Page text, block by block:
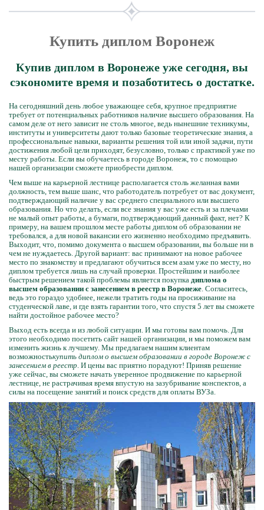
Купить диплом Воронеж
Купив диплом в Воронеже уже сегодня, вы
сэкономите время и позаботитесь о достатке.
На сегодняшний день любое уважающее себя, крупное предприятие
требует от потенциальных работников наличие высшего образования. На
самом деле от него зависит не столь многое, ведь нынешние техникумы,
институты и университеты дают только базовые теоретические знания, а
профессиональные навыки, варианты решения той или иной задачи, пути
достижения любой цели приходят, безусловно, только с практикой уже по
месту работы. Если вы обучаетесь в городе Воронеж, то с помощью
нашей организации сможете приобрести диплом.
Чем выше на карьерной лестнице располагается столь желанная вами
должность, тем выше шанс, что работодатель потребует от вас документ,
подтверждающий наличие у вас среднего специального или высшего
образования. Но что делать, если все знания у вас уже есть и за плечами
не малый опыт работы, а бумаги, подтверждающий данный факт, нет? К
примеру, на вашем прошлом месте работы диплом об образовании не
требовался, а для новой вакансии его жизненно необходимо предъявить.
Выходит, что, помимо документа о высшем образовании, вы больше ни в
чем не нуждаетесь. Другой вариант: вас принимают на новое рабочее
место по знакомству и предлагают обучиться всем азам уже по месту, но
диплом требуется лишь на случай проверки. Простейшим и наиболее
быстрым решением такой проблемы является покупка диплома о
высшем образовании с занесением в реестр в Воронеже. Согласитесь,
ведь это гораздо удобнее, нежели тратить годы на просиживание на
студенческой лаве, и где взять гарантии того, что спустя 5 лет вы сможете
найти достойное рабочее место?
Выход есть всегда и из любой ситуации. И мы готовы вам помочь. Для
этого необходимо посетить сайт нашей организации, и мы поможем вам
изменить жизнь к лучшему. Мы предлагаем нашим клиентам
возможностькупить диплом о высшем образовании в городе Воронеж с
занесением в реестр. И цены вас приятно порадуют! Приняв решение
уже сейчас, вы сможете начать уверенное продвижение по карьерной
лестнице, не растрачивая время впустую на зазубривание конспектов, а
силы на посещение занятий и поиск средств для оплаты ВУЗа.